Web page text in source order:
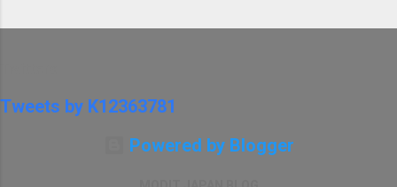
の” 国府” が現在の国府津から少し北側にある
港という意味、もしくは港がある場所を指
す）があったことから 国府津となったようで
す。 ※動画中の説明は間違いでした、申し訳
ありません。動画を視聴いただいた方にご指
Tweets by K12363781
Powered by Blogger